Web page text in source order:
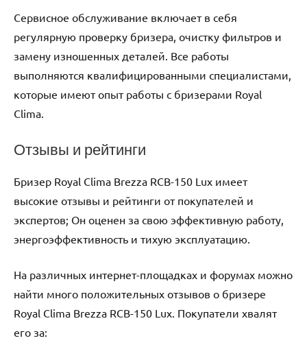
Сервисное обслуживание включает в себя
регулярную проверку бризера, очистку фильтров и
замену изношенных деталей. Все работы
выполняются квалифицированными специалистами,
которые имеют опыт работы с бризерами Royal
Clima.
Отзывы и рейтинги
Бризер Royal Clima Brezza RCB-150 Lux имеет
высокие отзывы и рейтинги от покупателей и
экспертов; Он оценен за свою эффективную работу,
энергоэффективность и тихую эксплуатацию.
На различных интернет-площадках и форумах можно
найти много положительных отзывов о бризере
Royal Clima Brezza RCB-150 Lux. Покупатели хвалят
его за: